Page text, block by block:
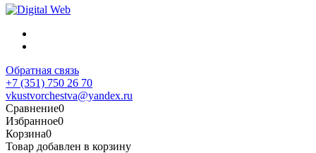
Обратная связь
+7 (351) 750 26 70
vkustvorchestva@yandex.ru
Сравнение0
Избранное0
Корзина0
Товар добавлен в корзину